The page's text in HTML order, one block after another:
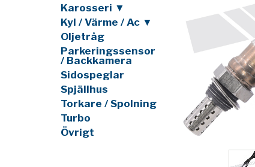
Karosseri ▼
Kyl / Värme / Ac ▼
Oljetråg
Parkeringssensor
/ Backkamera
Sidospeglar
Spjällhus
Torkare / Spolning
Turbo
Övrigt